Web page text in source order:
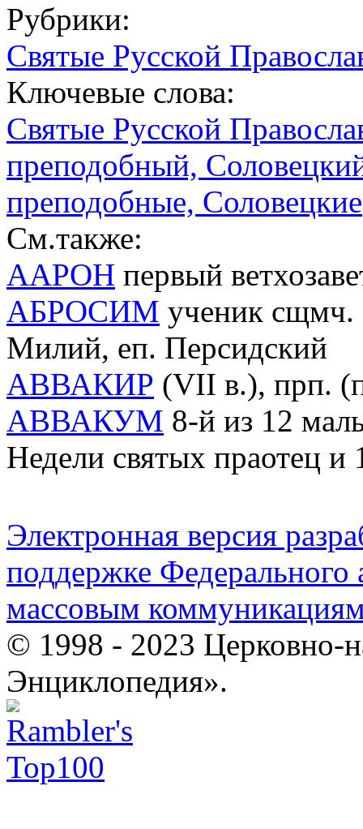
Рубрики:
Святые Русской
Ключевые слова:
Святые Русской
преподобный,
преподобные, Соловецкие
См.также:
ААРОН первый
АБРОСИМ ученик сщмч.
Милий, еп. Персидский
АВВАКИР (VII в.), прп.
АВВАКУМ 8-й из 12
Недели святых праотец
Электронная версия
поддержке Федерального
массовым
© 1998 - 2023 Церковно-
Энциклопедия».